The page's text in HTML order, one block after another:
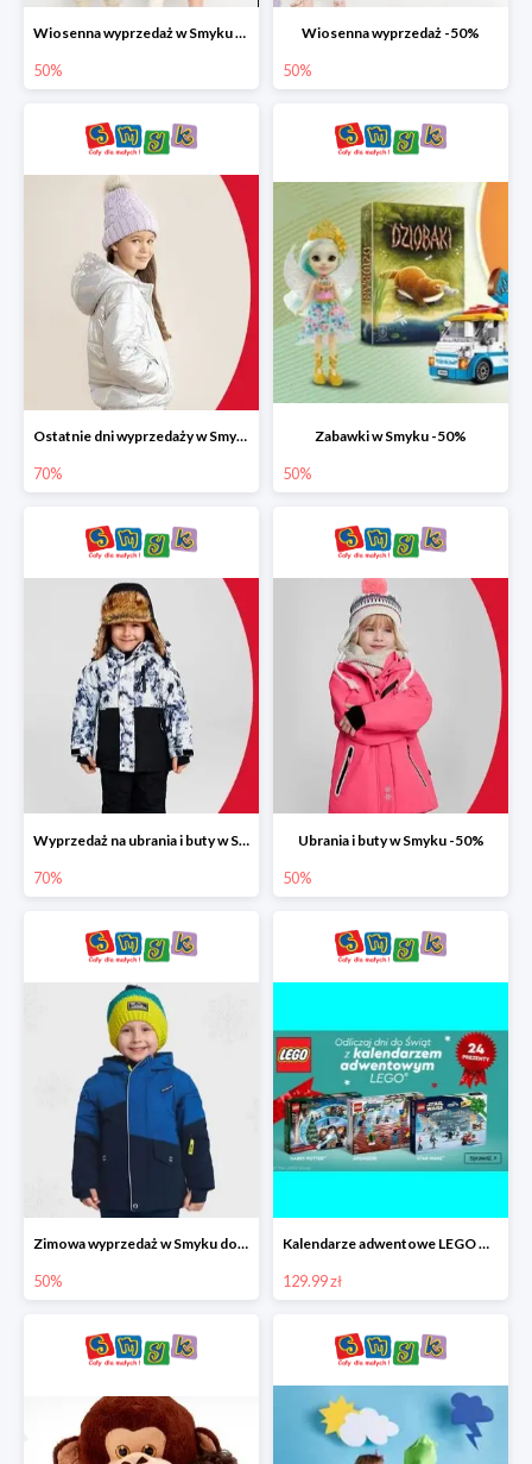
Wiosenna wyprzedaż w Smyku do -50%
50%
Wiosenna wyprzedaż -50%
50%
Ostatnie dni wyprzedaży w Smyku do -70%
70%
Zabawki w Smyku -50%
50%
Wyprzedaż na ubrania i buty w Smyku do -70%
70%
Ubrania i buty w Smyku -50%
50%
Zimowa wyprzedaż w Smyku do -50%
50%
Kalendarze adwentowe LEGO w Smyku w super cenie
129.99 zł